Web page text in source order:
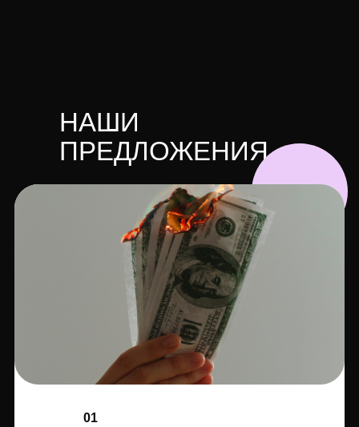
НАШИ
ПРЕДЛОЖЕНИЯ
01